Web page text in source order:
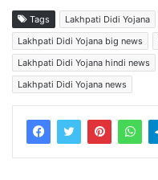
Tags Lakhpati Didi Yojana
Lakhpati Didi Yojana big news
Lakhpati Didi Yojana hindi news
Lakhpati Didi Yojana news